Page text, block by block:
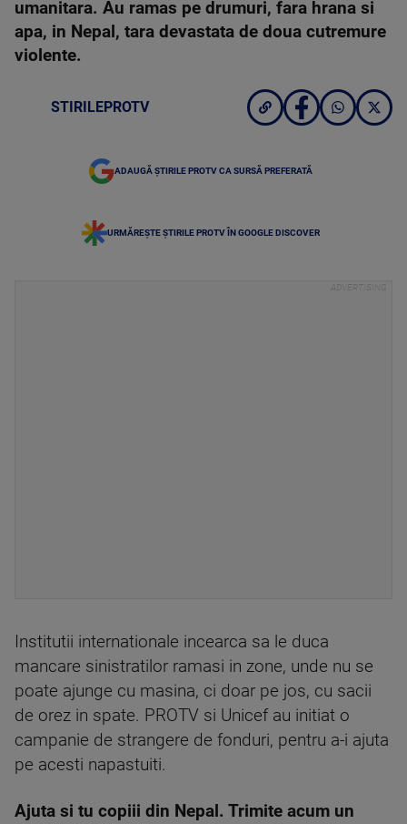
umanitara. Au ramas pe drumuri, fara hrana si
apa, in Nepal, tara devastata de doua cutremure
violente.
STIRILEPROTV
ADAUGĂ ȘTIRILE PROTV CA SURSĂ PREFERATĂ
URMĂREȘTE ȘTIRILE PROTV ÎN GOOGLE DISCOVER
Institutii internationale incearca sa le duca
mancare sinistratilor ramasi in zone, unde nu se
poate ajunge cu masina, ci doar pe jos, cu sacii
de orez in spate. PROTV si Unicef au initiat o
campanie de strangere de fonduri, pentru a-i ajuta
pe acesti napastuiti.
Ajuta si tu copiii din Nepal. Trimite acum un